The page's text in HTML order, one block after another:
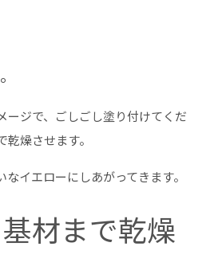
ージで、ごしごし塗り付けてくだ
燥させます。
イエローにしあがってきます。
材まで乾燥